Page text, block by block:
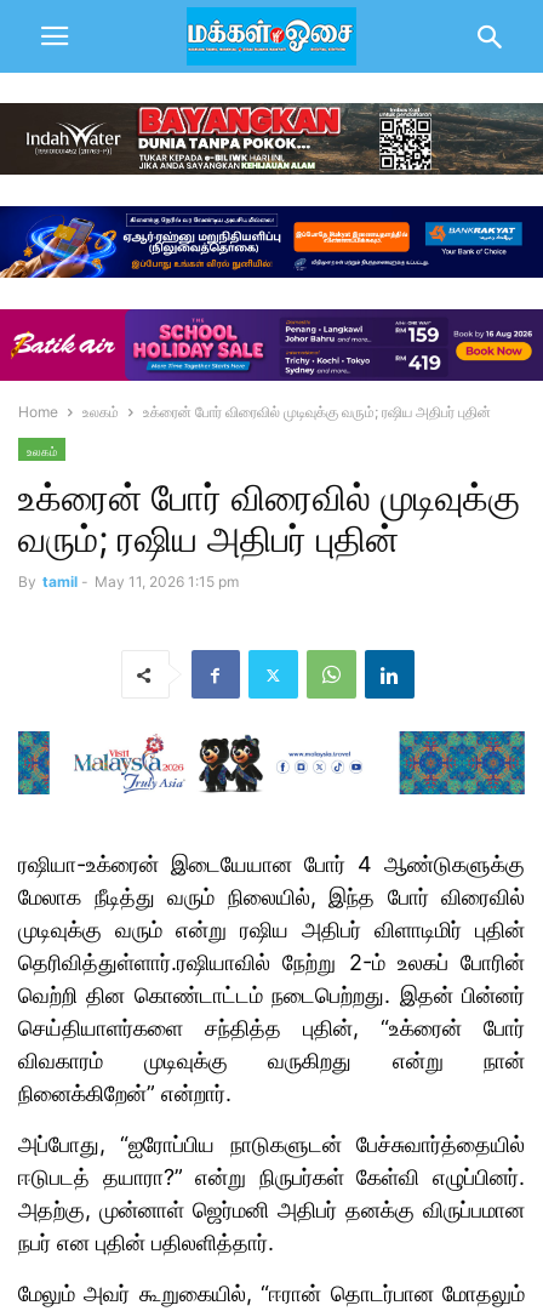
Home உலகம் உக்ரைன் போர் விரைவில் முடிவுக்கு வரும்; ரஷிய அதிபர் புதின்
உலகம்
உக்ரைன் போர் விரைவில் முடிவுக்கு
வரும்; ரஷிய அதிபர் புதின்
By tamil - May 11, 2026 1:15 pm
ரஷியா-உக்ரைன் இடையேயான போர் 4 ஆண்டுகளுக்கு
மேலாக நீடித்து வரும் நிலையில், இந்த போர் விரைவில்
முடிவுக்கு வரும் என்று ரஷிய அதிபர் விளாடிமிர் புதின்
தெரிவித்துள்ளார்.ரஷியாவில் நேற்று 2-ம் உலகப் போரின்
வெற்றி தின கொண்டாட்டம் நடைபெற்றது. இதன் பின்னர்
செய்தியாளர்களை சந்தித்த புதின், “உக்ரைன் போர்
விவகாரம் முடிவுக்கு வருகிறது என்று நான்
நினைக்கிறேன்” என்றார்.
அப்போது, “ஐரோப்பிய நாடுகளுடன் பேச்சுவார்த்தையில்
ஈடுபடத் தயாரா?” என்று நிருபர்கள் கேள்வி எழுப்பினர்.
அதற்கு, முன்னாள் ஜெர்மனி அதிபர் தனக்கு விருப்பமான
நபர் என புதின் பதிலளித்தார்.
மேலும் அவர் கூறுகையில், “ஈரான் தொடர்பான மோதலும்